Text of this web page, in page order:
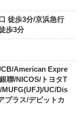
徒歩3分/京浜急行
歩3分
American Expre
聯/NICOS/トヨタT
MUFG(UFJ)/UC/Dis
プラス/デビットカ